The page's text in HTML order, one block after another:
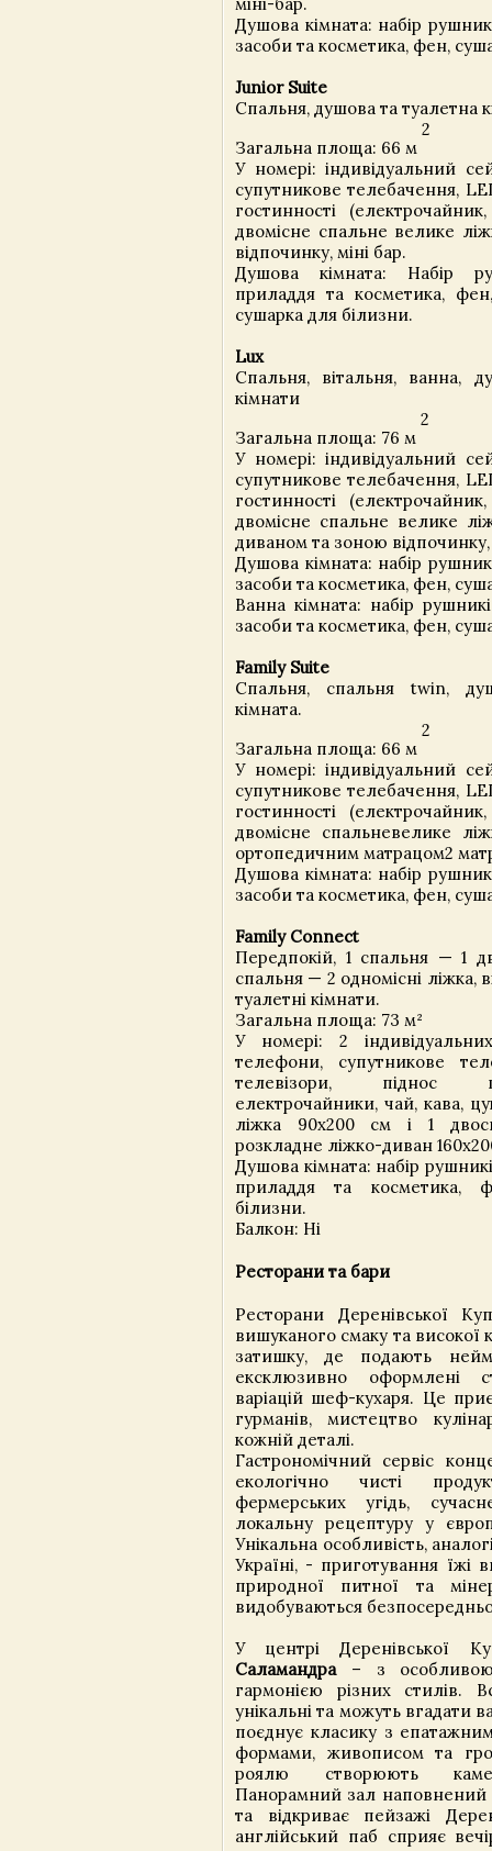
Душова кімната: набір
засоби та косметика, фен,
Junior Suite
Спальня, душова та туалетна
Загальна площа: 66 м
2
У номері: індивідуальний
супутникове телебачення,
гостинності
двомісне спальне велике
відпочинку, міні бар.
Душова кімната: Набір
приладдя та косметика,
сушарка для білизни.
Lux
Спальня, вітальня, ванна,
кімнати
Загальна площа: 76 м
2
У номері: індивідуальний
супутникове телебачення,
гостинності
двомісне спальне велике
диваном та зоною відпочинку,
Душова кімната: набір
засоби та косметика, фен,
Ванна кімната: набір
засоби та косметика, фен,
Family Suite
Спальня, спальня twin,
кімната.
Загальна площа: 66 м
2
У номері: індивідуальний
супутникове телебачення,
гостинності
двомісне спальневелике
ортопедичним матрацом2
Душова кімната: набір
засоби та косметика, фен,
Family Connect
Передпокій, 1 спальня — 1
спальня — 2 одномісні ліжка,
туалетні кімнати.
Загальна площа: 73 м²
У номері: 2
телефони, супутникове
телевізори, піднос
електрочайники, чай, кава,
ліжка 90х200 см і 1
розкладне ліжко-диван
Душова кімната: набір
приладдя та косметика,
білизни.
Балкон: Ні
Ресторани та бари
Ресторани Деренівської
вишуканого смаку та високої
затишку, де подають
ексклюзивно оформлені
варіацій шеф-кухаря. Це
гурманів, мистецтво
кожній деталі.
Гастрономічний сервіс
екологічно чисті
фермерських угідь,
локальну рецептуру у
Унікальна особливість,
Україні, - приготування їжі
природної питної та
видобуваються
У центрі Деренівської
Саламандра– з особливою
гармонією різних стилів.
унікальні та можуть вгадати
поєднує класику з
формами, живописом та
роялю створюють
Панорамний зал
та відкриває пейзажі
англійський паб сприяє